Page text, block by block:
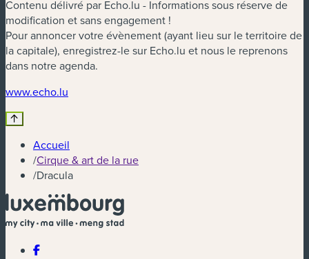
Contenu délivré par Echo.lu - Informations sous réserve de
modification et sans engagement !
Pour annoncer votre évènement (ayant lieu sur le territoire de
la capitale), enregistrez-le sur Echo.lu et nous le reprenons
dans notre agenda.
www.echo.lu
Accueil
/Cirque & art de la rue
/Dracula